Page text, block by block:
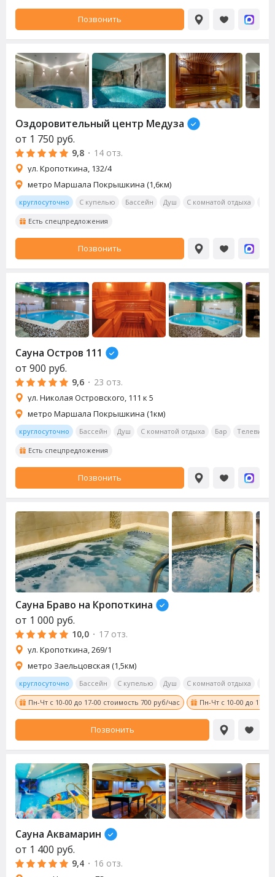
Позвонить
Оздоровительный центр Медуза
от 1 750 руб.
9,8 · 14 отз.
ул. Кропоткина, 132/4
метро Маршала Покрышкина (1,6км)
круглосуточно С купелью Бассейн Душ С комнатой отдыха
Есть спецпредложения
Позвонить
Сауна Остров 111
от 900 руб.
9,6 · 23 отз.
ул. Николая Островского, 111 к 5
метро Маршала Покрышкина (1км)
круглосуточно Бассейн Душ С комнатой отдыха Бар Телевизор
Есть спецпредложения
Позвонить
Сауна Браво на Кропоткина
от 1 000 руб.
10,0 · 17 отз.
ул. Кропоткина, 269/1
метро Заельцовская (1,5км)
круглосуточно Бассейн С купелью Душ С комнатой отдыха
Пн-Чт с 10-00 до 17-00 стоимость 700 руб/час Пн-Чт с 10-00 до 17-
Позвонить
Сауна Аквамарин
от 1 400 руб.
9,4 · 16 отз.